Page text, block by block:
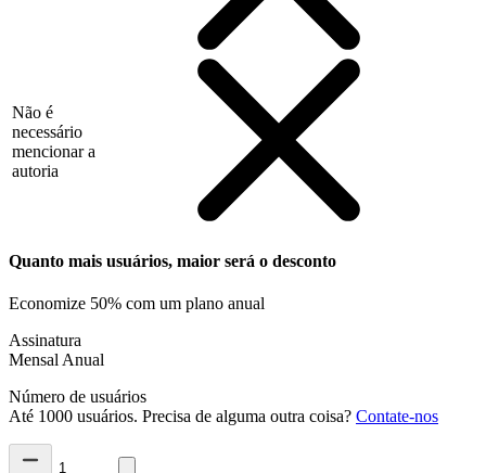
Não é
necessário
mencionar a
autoria
Quanto mais usuários, maior será o desconto
Economize 50% com um plano anual
Assinatura
Mensal Anual
Número de usuários
Até 1000 usuários. Precisa de alguma outra coisa? Contate-nos